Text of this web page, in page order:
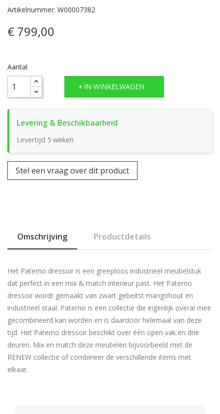
Artikelnummer: W00007382
€ 799,00
Aantal
IN WINKELWAGEN
Levertijd 5 weken
Stel een vraag over dit product
Omschrijving Productdetails
Het Paterno dressoir is een greeploos industrieel meubelstuk
dat perfect in een mix & match interieur past. Het Paterno
dressoir wordt gemaakt van zwart gebeitst mangohout en
industrieel staal. Paterno is een collectie die eigenlijk overal mee
gecombineerd kan worden en is daardoor helemaal van deze
tijd. Het Paterno dressoir beschikt over één open vak en drie
deuren. Mix en match deze meubelen bijvoorbeeld met de
RENEW collectie of combineer de verschillende items met
elkaar.